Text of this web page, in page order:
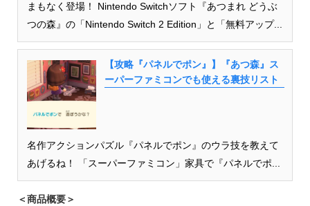
まもなく登場！ Nintendo Switchソフト『あつまれ どうぶ
つの森』の「Nintendo Switch 2 Edition」と「無料アップ...
【攻略『パネルでポン』】『あつ森』ス
ーパーファミコンでも使える裏技リスト
名作アクションパズル『パネルでポン』のウラ技を教えて
あげるね！ 「スーパーファミコン」家具で『パネルでポ...
＜商品概要＞